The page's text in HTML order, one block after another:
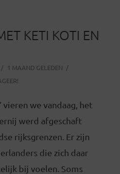
KETI KOTI EN
1 MAAND GELEDEN
vieren we vandaag, het
werd afgeschaft
rijksgrenzen. Er zijn
die zich daar
bij voelen. Soms